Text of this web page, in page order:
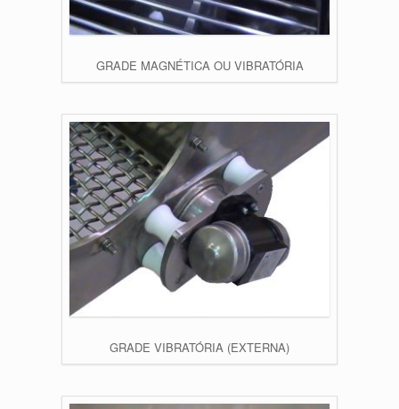
GRADE MAGNÉTICA OU VIBRATÓRIA
GRADE VIBRATÓRIA (EXTERNA)